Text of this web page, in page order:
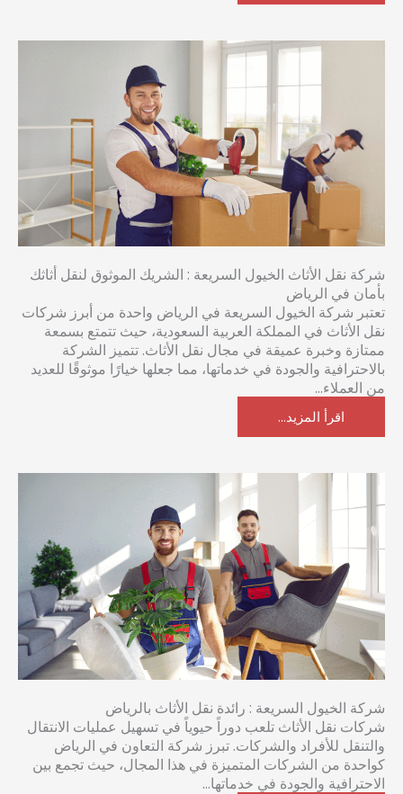
شركة نقل الأثاث الخيول السريعة : الشريك الموثوق لنقل أثاثك
بأمان في الرياض
تعتبر شركة الخيول السريعة في الرياض واحدة من أبرز شركات
نقل الأثاث في المملكة العربية السعودية، حيث تتمتع بسمعة
ممتازة وخبرة عميقة في مجال نقل الأثاث. تتميز الشركة
بالاحترافية والجودة في خدماتها، مما جعلها خيارًا موثوقًا للعديد
من العملاء...
اقرأ المزيد...
شركة الخيول السريعة : رائدة نقل الأثاث بالرياض
شركات نقل الأثاث تلعب دوراً حيوياً في تسهيل عمليات الانتقال
والتنقل للأفراد والشركات. تبرز شركة التعاون في الرياض
كواحدة من الشركات المتميزة في هذا المجال، حيث تجمع بين
الاحترافية والجودة في خدماتها...